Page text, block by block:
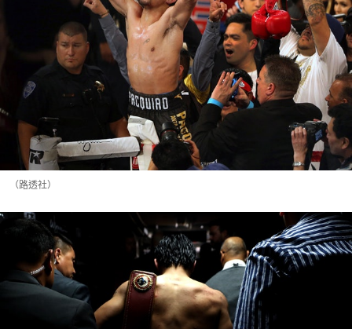
（路透社）